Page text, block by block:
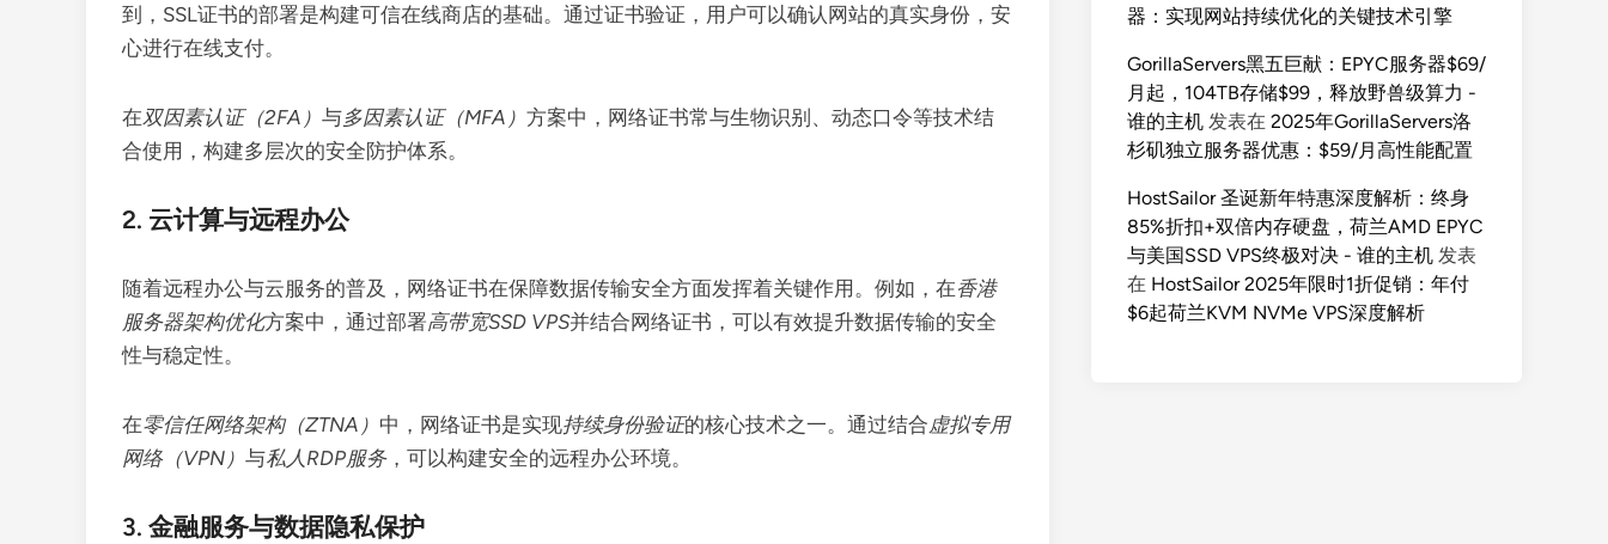
到，SSL证书的部署是构建可信在线商店的基础。通过证书验证，用户可以确认网站的真实身份，安
心进行在线支付。
在双因素认证（2FA） 与多因素认证（MFA） 方案中，网络证书常与生物识别、动态口令等技术结
合使用，构建多层次的安全防护体系。
2. 云计算与远程办公
随着远程办公与云服务的普及，网络证书在保障数据传输安全方面发挥着关键作用。例如，在香港
服务器架构优化方案中，通过部署高带宽SSD VPS并结合网络证书，可以有效提升数据传输的安全
性与稳定性。
在零信任网络架构（ZTNA） 中，网络证书是实现持续身份验证的核心技术之一。通过结合虚拟专用
网络（VPN） 与私人RDP服务，可以构建安全的远程办公环境。
3. 金融服务与数据隐私保护
器：实现网站持续优化的关键技术引擎
GorillaServers黑五巨献：EPYC服务器$69/
月起，104TB存储$99，释放野兽级算力 -
谁的主机 发表在 2025年GorillaServers洛
杉矶独立服务器优惠：$59/月高性能配置
HostSailor 圣诞新年特惠深度解析：终身
85%折扣+双倍内存硬盘，荷兰AMD EPYC
与美国SSD VPS终极对决 - 谁的主机 发表
在 HostSailor 2025年限时1折促销：年付
$6起荷兰KVM NVMe VPS深度解析